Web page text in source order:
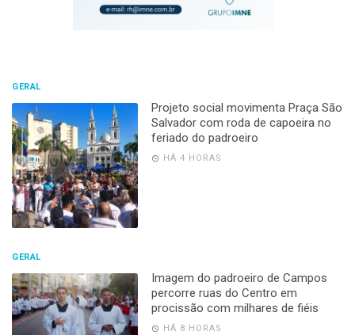
GERAL
Projeto social movimenta Praça São
Salvador com roda de capoeira no
feriado do padroeiro
HÁ 4 HORAS
GERAL
Imagem do padroeiro de Campos
percorre ruas do Centro em
procissão com milhares de fiéis
HÁ 8 HORAS